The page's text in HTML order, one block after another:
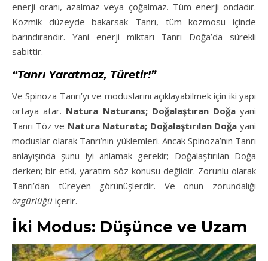
enerji oranı, azalmaz veya çoğalmaz. Tüm enerji ondadır.
Kozmik düzeyde bakarsak Tanrı, tüm kozmosu içinde
barındırandır. Yani enerji miktarı Tanrı Doğa’da sürekli
sabittir.
“Tanrı Yaratmaz, Türetir!”
Ve Spinoza Tanrı’yı ve moduslarını açıklayabilmek için iki yapı
ortaya atar. Natura Naturans; Doğalaştıran Doğayani
Tanrı Töz ve Natura Naturata; Doğalaştırılan Doğa yani
moduslar olarak Tanrı’nın yüklemleri. Ancak Spinoza’nın Tanrı
anlayışında şunu iyi anlamak gerekir; Doğalaştırılan Doğa
derken; bir etki, yaratım söz konusu değildir. Zorunlu olarak
Tanrı’dan türeyen görünüşlerdir. Ve onun zorundalığı
özgürlüğü içerir.
İki Modus: Düşünce ve Uzam